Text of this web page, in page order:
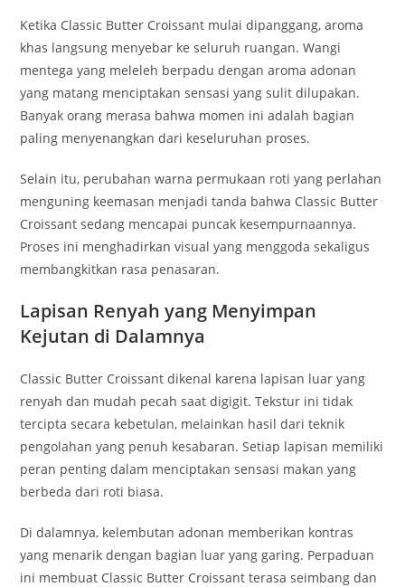
Ketika Classic Butter Croissant mulai dipanggang, aroma
khas langsung menyebar ke seluruh ruangan. Wangi
mentega yang meleleh berpadu dengan aroma adonan
yang matang menciptakan sensasi yang sulit dilupakan.
Banyak orang merasa bahwa momen ini adalah bagian
paling menyenangkan dari keseluruhan proses.
Selain itu, perubahan warna permukaan roti yang perlahan
menguning keemasan menjadi tanda bahwa Classic Butter
Croissant sedang mencapai puncak kesempurnaannya.
Proses ini menghadirkan visual yang menggoda sekaligus
membangkitkan rasa penasaran.
Lapisan Renyah yang Menyimpan
Kejutan di Dalamnya
Classic Butter Croissant dikenal karena lapisan luar yang
renyah dan mudah pecah saat digigit. Tekstur ini tidak
tercipta secara kebetulan, melainkan hasil dari teknik
pengolahan yang penuh kesabaran. Setiap lapisan memiliki
peran penting dalam menciptakan sensasi makan yang
berbeda dari roti biasa.
Di dalamnya, kelembutan adonan memberikan kontras
yang menarik dengan bagian luar yang garing. Perpaduan
ini membuat Classic Butter Croissant terasa seimbang dan